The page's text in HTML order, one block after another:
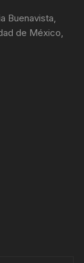
Buenavista,
de México,